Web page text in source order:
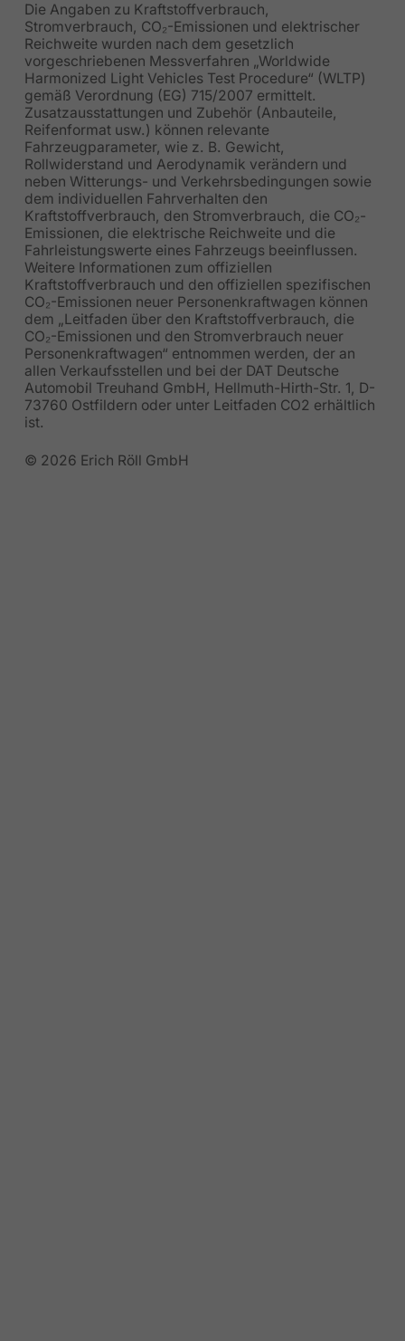
Die Angaben zu Kraftstoffverbrauch,
Stromverbrauch, CO₂-Emissionen und elektrischer
Reichweite wurden nach dem gesetzlich
vorgeschriebenen Messverfahren „Worldwide
Harmonized Light Vehicles Test Procedure“ (WLTP)
gemäß Verordnung (EG) 715/2007 ermittelt.
Zusatzausstattungen und Zubehör (Anbauteile,
Reifenformat usw.) können relevante
Fahrzeugparameter, wie z. B. Gewicht,
Rollwiderstand und Aerodynamik verändern und
neben Witterungs- und Verkehrsbedingungen sowie
dem individuellen Fahrverhalten den
Kraftstoffverbrauch, den Stromverbrauch, die CO₂-
Emissionen, die elektrische Reichweite und die
Fahrleistungswerte eines Fahrzeugs beeinflussen.
Weitere Informationen zum offiziellen
Kraftstoffverbrauch und den offiziellen spezifischen
CO₂-Emissionen neuer Personenkraftwagen können
dem „Leitfaden über den Kraftstoffverbrauch, die
CO₂-Emissionen und den Stromverbrauch neuer
Personenkraftwagen“ entnommen werden, der an
allen Verkaufsstellen und bei der DAT Deutsche
Automobil Treuhand GmbH, Hellmuth-Hirth-Str. 1, D-
73760 Ostfildern oder unter Leitfaden CO2 erhältlich
ist.
© 2026 Erich Röll GmbH